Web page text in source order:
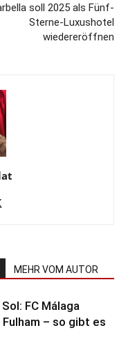
soll 2025 als Fünf-
Sterne-Luxushotel
wiedereröffnen
MEHR VOM AUTOR
FC Málaga
– so gibt es